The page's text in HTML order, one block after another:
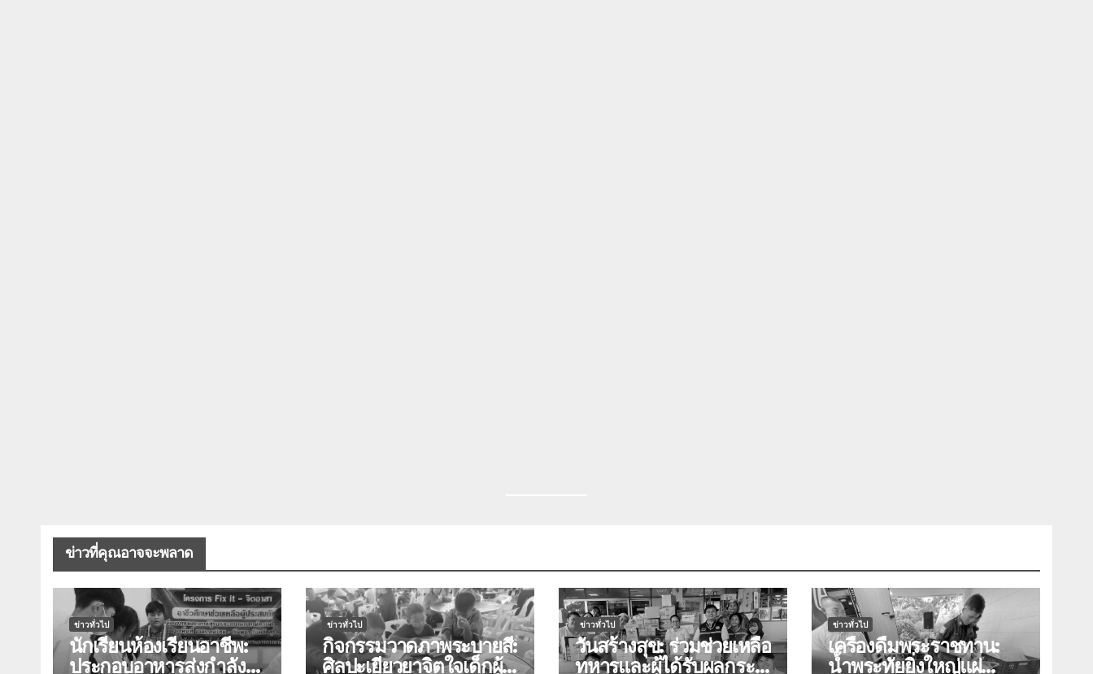
ข่าวที่คุณอาจจะพลาด
ข่าวทั่วไป
นักเรียนห้องเรียนอาชีพ:
ประกอบอาหารส่งกำลังใจ
ข่าวทั่วไป
กิจกรรมวาดภาพระบายสี:
ศิลปะเยียวยาจิตใจเด็กผู้
ข่าวทั่วไป
วันสร้างสุข: ร่วมช่วยเหลือ
ทหารและผู้ได้รับผลกระ
ข่าวทั่วไป
เครื่องดื่มพระราชทาน:
น้ำพระทัยยิ่งใหญ่แผ่